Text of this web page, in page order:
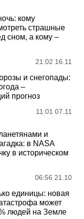
кому
страшные
сном, а кому –
21:02 16.11
и снегопады:
–
прогноз
11:01 07.11
и
в NASA
в историческом
06:56 21.10
единицы: новая
может
людей на Земле